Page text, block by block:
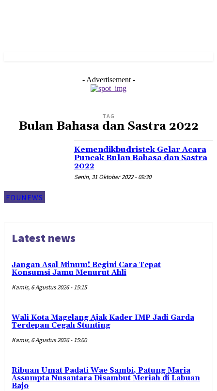
- Advertisement -
TAG
Bulan Bahasa dan Sastra 2022
EDUNEWS
Kemendikbudristek Gelar Acara
Puncak Bulan Bahasa dan Sastra
2022
Senin, 31 Oktober 2022 - 09:30
Latest news
Jangan Asal Minum! Begini Cara Tepat
Konsumsi Jamu Menurut Ahli
Kamis, 6 Agustus 2026 - 15:15
Wali Kota Magelang Ajak Kader IMP Jadi Garda
Terdepan Cegah Stunting
Kamis, 6 Agustus 2026 - 15:00
Ribuan Umat Padati Wae Sambi, Patung Maria
Assumpta Nusantara Disambut Meriah di Labuan
Bajo